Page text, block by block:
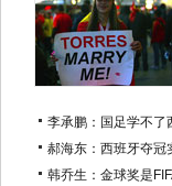
李承鹏：国足学不了
郝海东：西班牙夺冠
韩乔生：金球奖是